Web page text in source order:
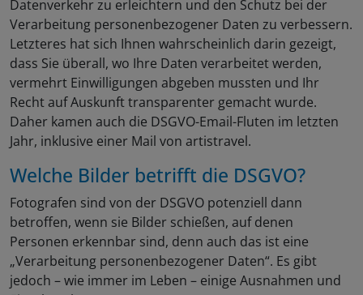
Datenverkehr zu erleichtern und den Schutz bei der
Verarbeitung personenbezogener Daten zu verbessern.
Letzteres hat sich Ihnen wahrscheinlich darin gezeigt,
dass Sie überall, wo Ihre Daten verarbeitet werden,
vermehrt Einwilligungen abgeben mussten und Ihr
Recht auf Auskunft transparenter gemacht wurde.
Daher kamen auch die DSGVO-Email-Fluten im letzten
Jahr, inklusive einer Mail von artistravel.
Welche Bilder betrifft die DSGVO?
Fotografen sind von der DSGVO potenziell dann
betroffen, wenn sie Bilder schießen, auf denen
Personen erkennbar sind, denn auch das ist eine
„Verarbeitung personenbezogener Daten“. Es gibt
jedoch – wie immer im Leben – einige Ausnahmen und